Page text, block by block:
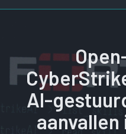
AI-
aanvallen